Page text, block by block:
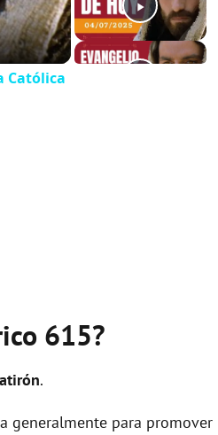
Católica
615?
.
generalmente para promover